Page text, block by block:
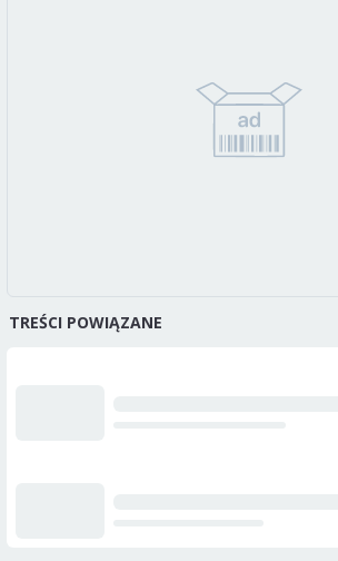
TREŚCI POWIĄZANE